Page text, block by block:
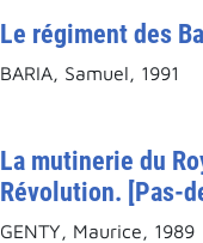
Le régiment des
BARIA, Samuel, 1991
La mutinerie du
Révolution. [Pas-
GENTY, Maurice, 1989